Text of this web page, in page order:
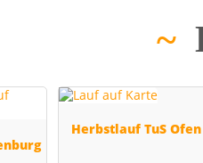
Herbstlauf TuS Ofen